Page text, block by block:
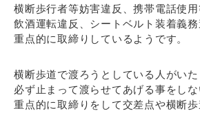
横断歩行者等妨害違反、携帯電話使用
飲酒運転違反、シートベルト装着義
重点的に取締りしているようです。
横断歩道で渡ろうとしている人がいた
必ず止まって渡らせてあげる事をし
重点的に取締りをして交差点や横断